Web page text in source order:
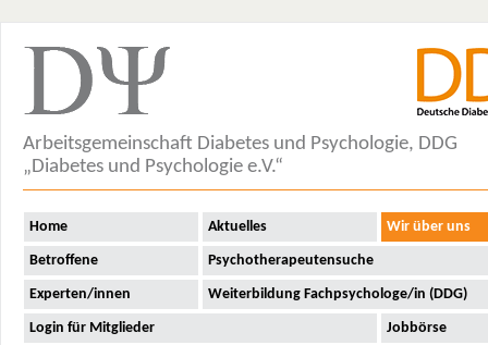
Arbeitsgemeinschaft Diabetes und Psychologie, DDG
„Diabetes und Psychologie e.V.“
Home Aktuelles Wir über uns
Betroffene Psychotherapeutensuche
Experten/innen Weiterbildung Fachpsychologe/in (DDG)
Login für Mitglieder Jobbörse